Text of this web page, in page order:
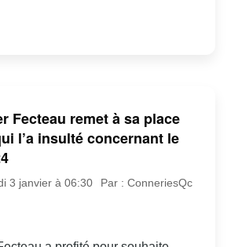
Fecteau remet à sa place
l’a insulté concernant le
3 janvier à 06:30 Par : ConneriesQc